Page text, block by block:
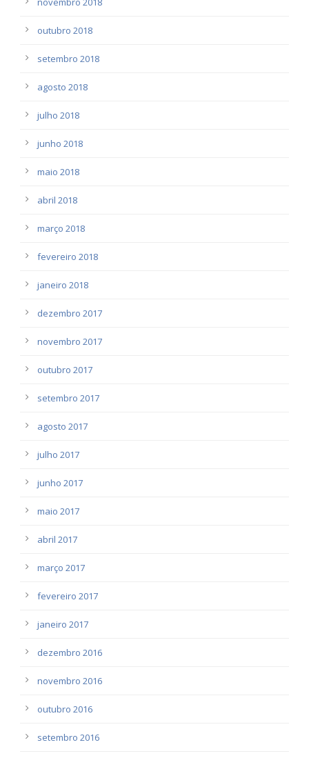
outubro 2018
setembro 2018
agosto 2018
julho 2018
junho 2018
maio 2018
abril 2018
março 2018
fevereiro 2018
janeiro 2018
dezembro 2017
novembro 2017
outubro 2017
setembro 2017
agosto 2017
julho 2017
junho 2017
maio 2017
abril 2017
março 2017
fevereiro 2017
janeiro 2017
dezembro 2016
novembro 2016
outubro 2016
setembro 2016